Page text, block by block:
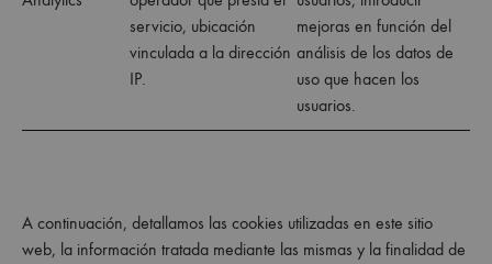
servicio, ubicación
vinculada a la dirección
IP.
mejoras en función del
análisis de los datos de
uso que hacen los
usuarios.
A continuación, detallamos las cookies utilizadas en este sitio
web, la información tratada mediante las mismas y la finalidad de